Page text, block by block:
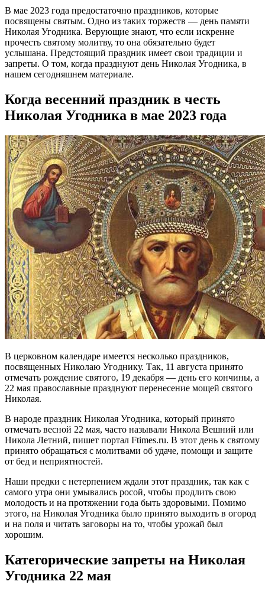
В мае 2023 года предостаточно праздников, которые
посвящены святым. Одно из таких торжеств — день памяти
Николая Угодника. Верующие знают, что если искренне
прочесть святому молитву, то она обязательно будет
услышана. Предстоящий праздник имеет свои традиции и
запреты. О том, когда празднуют день Николая Угодника, в
нашем сегодняшнем материале.
Когда весенний праздник в честь
Николая Угодника в мае 2023 года
В церковном календаре имеется несколько праздников,
посвященных Николаю Угоднику. Так, 11 августа принято
отмечать рождение святого, 19 декабря — день его кончины, а
22 мая православные празднуют перенесение мощей святого
Николая.
В народе праздник Николая Угодника, который принято
отмечать весной 22 мая, часто называли Никола Вешний или
Никола Летний, пишет портал Ftimes.ru. В этот день к святому
принято обращаться с молитвами об удаче, помощи и защите
от бед и неприятностей.
Наши предки с нетерпением ждали этот праздник, так как с
самого утра они умывались росой, чтобы продлить свою
молодость и на протяжении года быть здоровыми. Помимо
этого, на Николая Угодника было принято выходить в огород
и на поля и читать заговоры на то, чтобы урожай был
хорошим.
Категорические запреты на Николая
Угодника 22 мая